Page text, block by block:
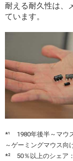
耐える耐久性は、
ています。
*¹ 1980年後半～マウ
～ゲーミングマウス向
*² 50％以上のシェア